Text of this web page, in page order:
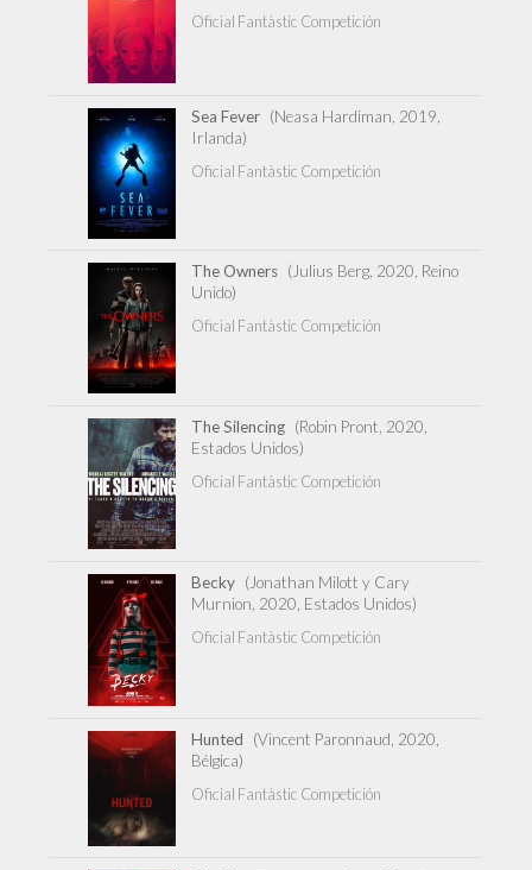
Oficial Fantàstic Competición
Sea Fever (Neasa Hardiman, 2019,
Irlanda)
Oficial Fantàstic Competición
The Owners (Julius Berg, 2020, Reino
Unido)
Oficial Fantàstic Competición
The Silencing (Robin Pront, 2020,
Estados Unidos)
Oficial Fantàstic Competición
Becky (Jonathan Milott y Cary
Murnion, 2020, Estados Unidos)
Oficial Fantàstic Competición
Hunted
(Vincent Paronnaud, 2020,
Bélgica)
Oficial Fantàstic Competición